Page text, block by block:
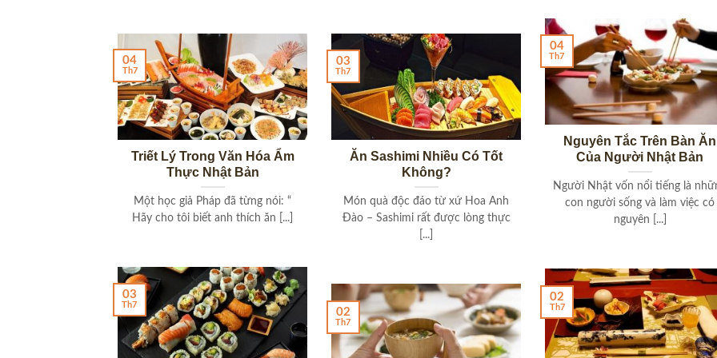
Nguyên Tắc Trên Bàn Ăn
Của Người Nhật Bản
Người Nhật vốn nổi tiếng là
con người sống và làm việc có
nguyên [...]
04
Th7
Triết Lý Trong Văn Hóa Ẩm
Thực Nhật Bản
Một học giả Pháp đã từng nói: “
Hãy cho tôi biết anh thích ăn [...]
04
Th7
Ăn Sashimi Nhiều Có Tốt
Không?
Món quà độc đáo từ xứ Hoa Anh
Đào – Sashimi rất được lòng thực
[...]
03
Th7
03
Th7
02
Th7
02
Th7